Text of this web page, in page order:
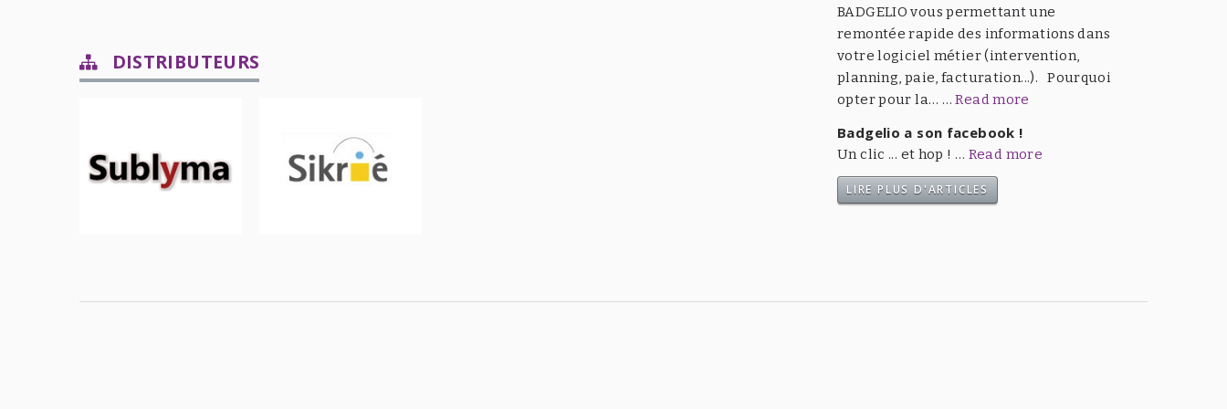
DISTRIBUTEURS
BADGELIO vous permettant une
remontée rapide des informations dans
votre logiciel métier (intervention,
planning, paie, facturation...). Pourquoi
opter pour la… …Read more
Badgelio a son facebook !
Un clic ... et hop ! … Read more
LIRE PLUS D'ARTICLES